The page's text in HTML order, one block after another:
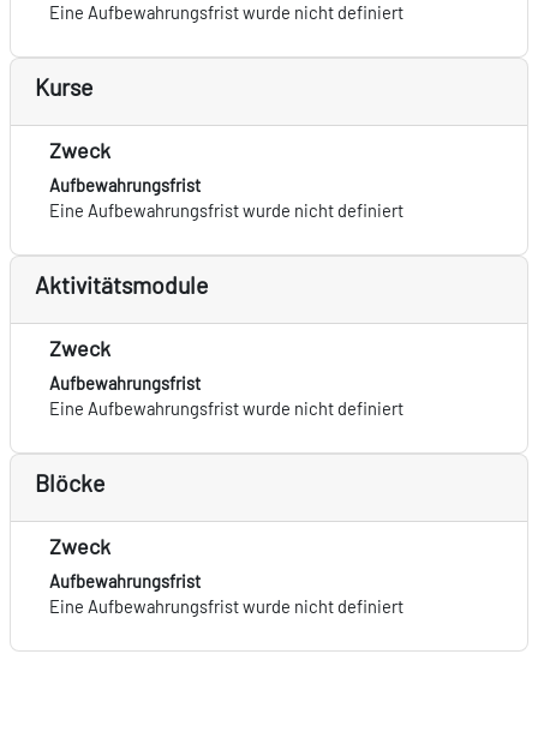
Eine Aufbewahrungsfrist wurde nicht definiert
Kurse
Zweck
Aufbewahrungsfrist
Eine Aufbewahrungsfrist wurde nicht definiert
Aktivitätsmodule
Zweck
Aufbewahrungsfrist
Eine Aufbewahrungsfrist wurde nicht definiert
Blöcke
Zweck
Aufbewahrungsfrist
Eine Aufbewahrungsfrist wurde nicht definiert